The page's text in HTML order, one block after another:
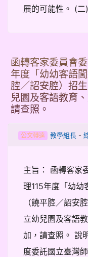
展的可能性。 (二
函轉客家委員會
年度「幼幼客語
腔／詔安腔）招
兒園及客語教育
請查照。
公文轉達 教學組長-
主旨： 函轉客家
理115年度「幼幼
（饒平腔／詔安
立幼兒園及客語
加，請查照。 說
度委託國立臺灣